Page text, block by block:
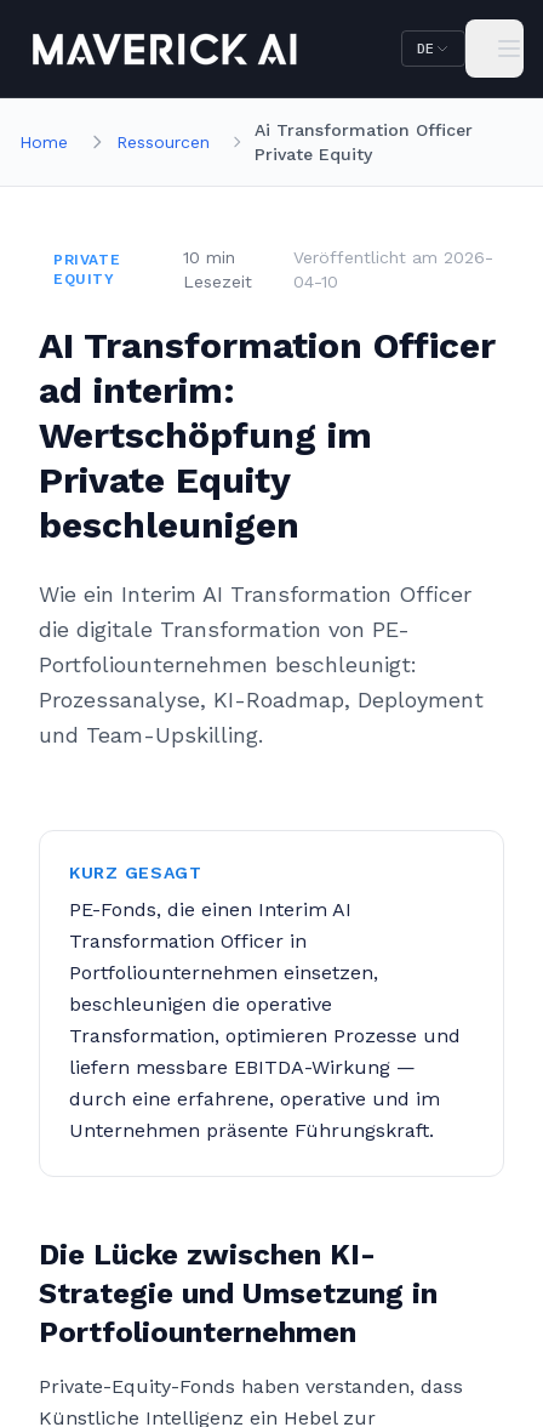
DE
Home Ressourcen
Ai Transformation Officer
Private Equity
PRIVATE
EQUITY
10 min
Lesezeit
Veröffentlicht am 2026-
04-10
AI Transformation Officer
ad interim:
Wertschöpfung im
Private Equity
beschleunigen
Wie ein Interim AI Transformation Officer
die digitale Transformation von PE-
Portfoliounternehmen beschleunigt:
Prozessanalyse, KI-Roadmap, Deployment
und Team-Upskilling.
KURZ GESAGT
PE-Fonds, die einen Interim AI
Transformation Officer in
Portfoliounternehmen einsetzen,
beschleunigen die operative
Transformation, optimieren Prozesse und
liefern messbare EBITDA-Wirkung —
durch eine erfahrene, operative und im
Unternehmen präsente Führungskraft.
Die Lücke zwischen KI-
Strategie und Umsetzung in
Portfoliounternehmen
Private-Equity-Fonds haben verstanden, dass
Künstliche Intelligenz ein Hebel zur